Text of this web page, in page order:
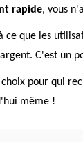
rapide, vous
que les
C'est un
pour qui
même !